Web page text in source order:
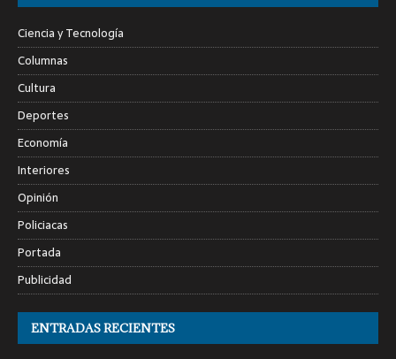
Ciencia y Tecnología
Columnas
Cultura
Deportes
Economía
Interiores
Opinión
Policiacas
Portada
Publicidad
ENTRADAS RECIENTES